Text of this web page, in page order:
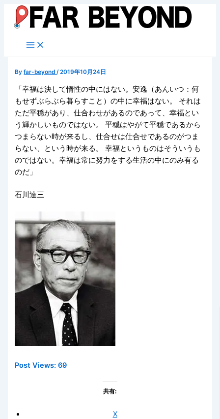
キ
Byfar-beyond/2019年10月24日
「幸福は決して惰性の中にはない。安逸（あんいつ：何
もせずぶらぶら暮らすこと）の中に幸福はない。 それは
ただ平穏があり、仕合わせがあるのであって、幸福とい
う輝かしいものではない。 平穏はやがて平穏であるから
つまらない時が来るし、仕合せは仕合せであるのがつま
らない、という時が来る。 幸福というものはそういうも
のではない。幸福は常に努力をする生活の中にのみ有る
のだ」
石川達三
Post Views: 69
共有:
X